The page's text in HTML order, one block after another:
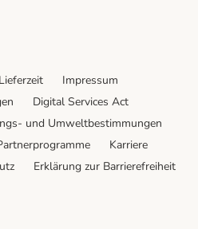
Impressum
Digital Services Act
und Umweltbestimmungen
Karriere
Erklärung zur Barrierefreiheit